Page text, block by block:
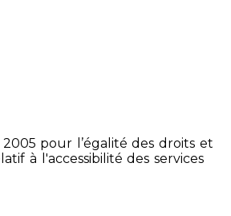
pour l’égalité des droits et
à l'accessibilité des services